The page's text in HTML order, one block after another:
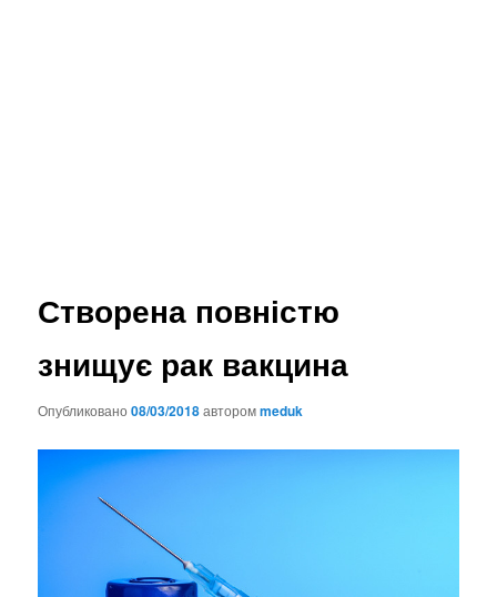
Створена повністю
знищує рак вакцина
Опубликовано08/03/2018авторомmeduk